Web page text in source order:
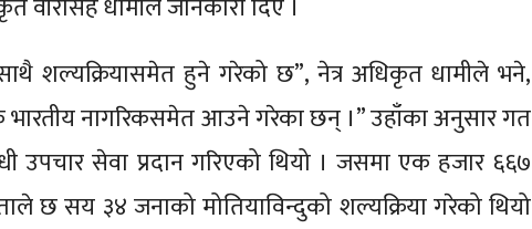
शल्यक्रियासमेत हुने गरेको छ”, नेत्र अधिकृत धामीले भने,
भारतीय नागरिकसमेत आउने गरेका छन् ।” उहाँका अनुसार गत
उपचार सेवा प्रदान गरिएको थियो । जसमा एक हजार ६६७
छ सय ३४ जनाको मोतियाविन्दुको शल्यक्रिया गरेको थियो